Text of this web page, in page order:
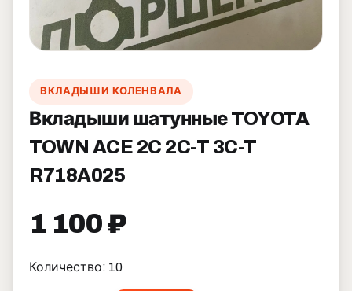
ВКЛАДЫШИ КОЛЕНВАЛА
Вкладыши шатунные TOYOTA
TOWN ACE 2C 2C-T 3C-T
R718A025
1 100 ₽
Количество: 10